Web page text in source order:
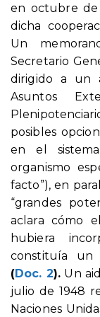
en octubre de
dicha
Un
Secretario
dirigido a un
Asuntos
posibles
en el
organismo
facto”), en
“grandes
aclara cómo
hubiera
constituía un
(Doc. 2). Un
julio de 1948
Naciones